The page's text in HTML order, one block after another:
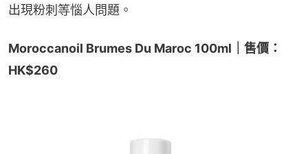
出現粉刺等惱人問題。
Moroccanoil Brumes Du Maroc 100ml｜售價：
HK$260